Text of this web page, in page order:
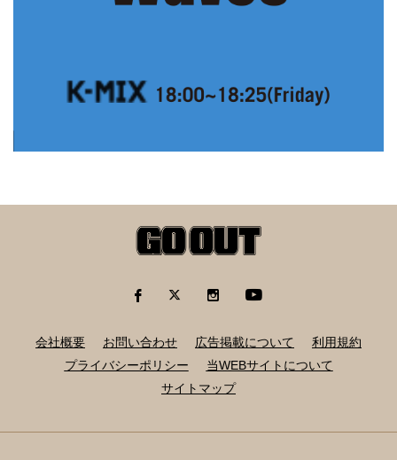
会社概要 お問い合わせ 広告掲載について
利用規約
プライバシーポリシー
当WEBサイトについて
サイトマップ